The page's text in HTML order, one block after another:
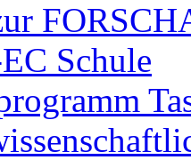
Schule